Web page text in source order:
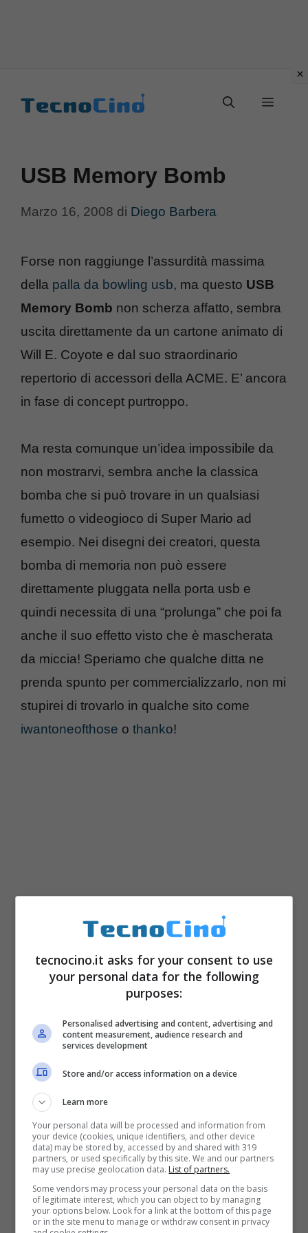
Menu
USB Memory Bomb
Marzo 16, 2008 di Diego Barbera
Forse non raggiunge l’assurdità massima
della palla da bowling usb, ma questo USB
Memory Bomb non scherza affatto, sembra
uscita direttamente da un cartone animato di
Will E. Coyote e dal suo straordinario
repertorio di accessori della ACME. E’ ancora
in fase di concept purtroppo.
Ma resta comunque un’idea impossibile da
non mostrarvi, sembra anche la classica
bomba che si può trovare in un qualsiasi
fumetto o videogioco di Super Mario ad
esempio. Nei disegni dei creatori, questa
bomba di memoria non può essere
direttamente pluggata nella porta usb e
quindi necessita di una “prolunga” che poi fa
anche il suo effetto visto che è mascherata
da miccia! Speriamo che qualche ditta ne
prenda spunto per commercializzarlo, non mi
stupirei di trovarlo in qualche sito come
iwantoneofthose o thanko!
tecnocino.it asks for your consent to use
your personal data for the following
purposes:
Personalised advertising and content, advertising and
content measurement, audience research and
services development
Store and/or access information on a device
Learn more
Your personal data will be processed and information from
your device (cookies, unique identifiers, and other device
data) may be stored by, accessed by and shared with 319
partners, or used specifically by this site. We and our partners
may use precise geolocation data. List of partners.
Some vendors may process your personal data on the basis
of legitimate interest, which you can object to by managing
your options below. Look for a link at the bottom of this page
or in the site menu to manage or withdraw consent in privacy